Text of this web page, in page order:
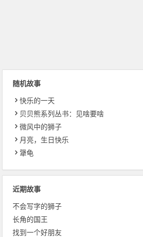
随机故事
快乐的一天
贝贝熊系列丛书：见啥要啥
微风中的狮子
月亮，生日快乐
犟龟
近期故事
不会写字的狮子
长角的国王
找到一个好朋友